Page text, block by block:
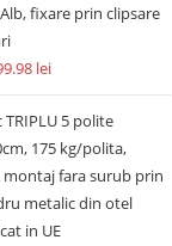
fixare prin clipsare
lei
5 polite
175 kg/polita,
montaj fara surub prin
metalic din otel
in UE